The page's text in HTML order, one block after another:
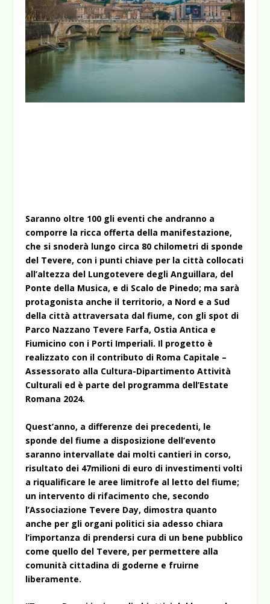
Saranno oltre 100 gli eventi che andranno a
comporre la ricca offerta della manifestazione,
che si snoderà lungo circa 80 chilometri di sponde
del Tevere, con i punti chiave per la città collocati
all’altezza del Lungotevere degli Anguillara, del
Ponte della Musica, e di Scalo de Pinedo; ma sarà
protagonista anche il territorio, a Nord e a Sud
della città attraversata dal fiume, con gli spot di
Parco Nazzano Tevere Farfa, Ostia Antica e
Fiumicino con i Porti Imperiali. Il progetto è
realizzato con il contributo di Roma Capitale –
Assessorato alla Cultura-Dipartimento Attività
Culturali ed è parte del programma dell’Estate
Romana 2024.
Quest’anno, a differenze dei precedenti, le
sponde del fiume a disposizione dell’evento
saranno intervallate dai molti cantieri in corso,
risultato dei 47milioni di euro di investimenti volti
a riqualificare le aree limitrofe al letto del fiume;
un intervento di rifacimento che, secondo
l’Associazione Tevere Day, dimostra quanto
anche per gli organi politici sia adesso chiara
l’importanza di prendersi cura di un bene pubblico
come quello del Tevere, per permettere alla
comunità cittadina di goderne e fruirne
liberamente.